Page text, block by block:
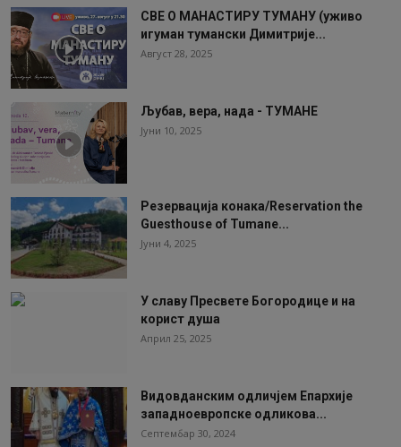
СВЕ О МАНАСТИРУ ТУМАНУ (уживо
игуман тумански Димитрије...
Август 28, 2025
Љубав, вера, нада - ТУМАНЕ
Јуни 10, 2025
Резервација конака/Reservation the
Guesthouse of Tumane...
Јуни 4, 2025
У славу Пресвете Богородице и на
корист душа
Април 25, 2025
Видовданским одличјем Епархије
западноевропске одликова...
Септембар 30, 2024